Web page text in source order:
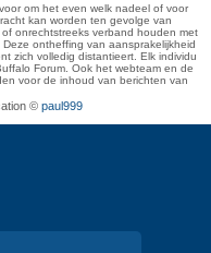
om het even welk nadeel of voor
kan worden ten gevolge van
onrechtstreeks verband houden met
ontheffing van aansprakelijkheid
zich volledig distantieert. Elk individu
Forum. Ook het webteam en de
voor de inhoud van berichten van
© paul999